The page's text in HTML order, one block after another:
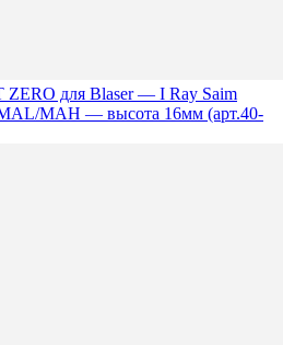
для Blaser — I Ray Saim
MAH — высота 16мм (арт.40-